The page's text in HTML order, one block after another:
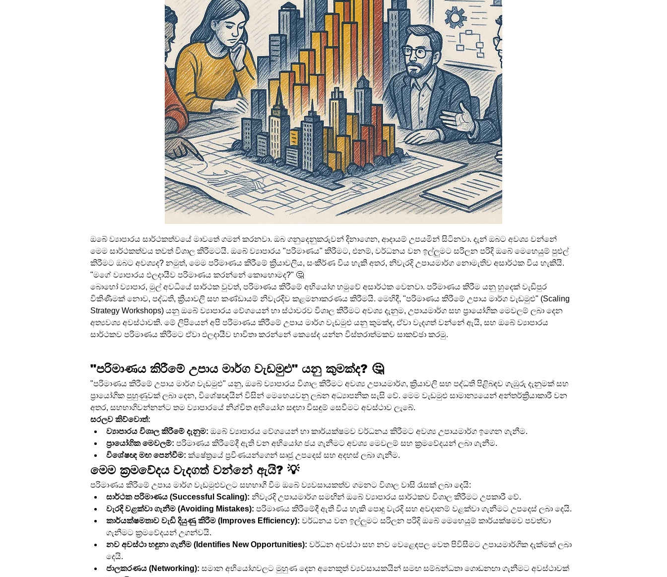
ඔබේ ව්‍යාපාරය සාර්ථකත්වයේ මාවතේ ගමන් කරනවා. ඔබ ගනුදෙනුකරුවන් දිනාගෙන, ආදායම් උපයමින් සිටිනවා. දැන් ඔබට අවශ්‍ය වන්නේ
මෙම සාර්ථකත්වය තවත් විශාල කිරීමටයි. ඔබේ ව්‍යාපාරය "පරිමාණය" කිරීමට, එනම්, වර්ධනය වන ඉල්ලුමට සරිලන පරිදි ඔබේ මෙහෙයුම් පුළුල්
කිරීමට ඔබට අවශ්‍යද? නමුත්, මෙම පරිමාණය කිරීමේ ක්‍රියාවලිය, සංකීර්ණ විය හැකි අතර, නිවැරදි උපායමාර්ග නොමැතිව අසාර්ථක විය හැකියි.
"මගේ ව්‍යාපාරය ඵලදායීව පරිමාණය කරන්නේ කොහොමද?" 🤔
බොහෝ ව්‍යාපාර, මුල් අවධියේ සාර්ථක වුවත්, පරිමාණය කිරීමේ අභියෝග හමුවේ අසාර්ථක වෙනවා. පරිමාණය කිරීම යනු හුදෙක් වැඩිපුර
විකිණීමක් නොව, පද්ධති, ක්‍රියාවලි සහ කණ්ඩායම් නිවැරදිව කළමනාකරණය කිරීමයි. මෙහිදී, "පරිමාණය කිරීමේ උපාය මාර්ග වැඩමුළු" (Scaling
Strategy Workshops) යනු ඔබේ ව්‍යාපාරය වේගයෙන් හා ස්ථාවරව විශාල කිරීමට අවශ්‍ය දැනුම, උපායමාර්ග සහ ප්‍රායෝගික මෙවලම් ලබා දෙන
අත්‍යවශ්‍ය අවස්ථාවකි. මේ ලිපියෙන් අපි පරිමාණය කිරීමේ උපාය මාර්ග වැඩමුළු යනු කුමක්ද, ඒවා වැදගත් වන්නේ ඇයි, සහ ඔබේ ව්‍යාපාරය
සාර්ථකව පරිමාණය කිරීමට ඒවා ඵලදායීව භාවිතා කරන්නේ කෙසේද යන්න විස්තරාත්මකව සාකච්ඡා කරමු.
"පරිමාණය කිරීමේ උපාය මාර්ග වැඩමුළු" යනු කුමක්ද? 🤔
"පරිමාණය කිරීමේ උපාය මාර්ග වැඩමුළු" යනු, ඔබේ ව්‍යාපාරය විශාල කිරීමට අවශ්‍ය උපායමාර්ග, ක්‍රියාවලි සහ පද්ධති පිළිබඳව ගැඹුරු දැනුමක් සහ
ප්‍රායෝගික පුහුණුවක් ලබා දෙන, විශේෂඥයින් විසින් මෙහෙයවනු ලබන අධ්‍යාපනික සැසි වේ. මෙම වැඩමුළු සාමාන්‍යයෙන් අන්තර්ක්‍රියාකාරී වන
අතර, සහභාගිවන්නන්ට තම ව්‍යාපාරයේ නිශ්චිත අභියෝග සඳහා විසඳුම් සෙවීමට අවස්ථාව ලැබේ.
සරලව කිව්වොත්:
ව්‍යාපාරය විශාල කිරීමේ දැනුම: ඔබේ ව්‍යාපාරය වේගයෙන් හා කාර්යක්ෂමව වර්ධනය කිරීමට අවශ්‍ය උපායමාර්ග ඉගෙන ගැනීම.
ප්‍රායෝගික මෙවලම්: පරිමාණය කිරීමේදී ඇති වන අභියෝග ජය ගැනීමට අවශ්‍ය මෙවලම් සහ ක්‍රමවේදයන් ලබා ගැනීම.
විශේෂඥ මඟ පෙන්වීම: ක්ෂේත්‍රයේ ප්‍රවීණයන්ගෙන් සෘජු උපදෙස් සහ අදහස් ලබා ගැනීම.
මෙම ක්‍රමවේදය වැදගත් වන්නේ ඇයි? 💡
පරිමාණය කිරීමේ උපාය මාර්ග වැඩමුළුවලට සහභාගී වීම ඔබේ ව්‍යවසායකත්ව ගමනට විශාල වාසි රැසක් ලබා දෙයි:
සාර්ථක පරිමාණය (Successful Scaling): නිවැරදි උපායමාර්ග සමඟින් ඔබේ ව්‍යාපාරය සාර්ථකව විශාල කිරීමට උපකාරී වේ.
වැරදි වළක්වා ගැනීම (Avoiding Mistakes): පරිමාණය කිරීමේදී ඇති විය හැකි පොදු වැරදි සහ අවදානම් වළක්වා ගැනීමට උපදෙස් ලබා දෙයි.
කාර්යක්ෂමතාව වැඩි දියුණු කිරීම (Improves Efficiency): වර්ධනය වන ඉල්ලුමට සරිලන පරිදි ඔබේ මෙහෙයුම් කාර්යක්ෂමව පවත්වා
ගැනීමට ක්‍රමවේදයන් උගන්වයි.
නව අවස්ථා හඳුනා ගැනීම (Identifies New Opportunities): වර්ධන අවස්ථා සහ නව වෙළෙඳපල වෙත පිවිසීමට උපායමාර්ගික දැක්මක් ලබා
දෙයි.
ජාලකරණය (Networking): සමාන අභියෝගවලට මුහුණ දෙන අනෙකුත් ව්‍යවසායකයින් සමඟ සම්බන්ධතා ගොඩනඟා ගැනීමට අවස්ථාවක්